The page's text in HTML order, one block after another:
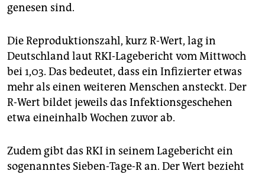
genesen sind.
Die Reproduktionszahl, kurz R-Wert, lag in
Deutschland laut RKI-Lagebericht vom Mittwoch
bei 1,03. Das bedeutet, dass ein Infizierter etwas
mehr als einen weiteren Menschen ansteckt. Der
R-Wert bildet jeweils das Infektionsgeschehen
etwa eineinhalb Wochen zuvor ab.
Zudem gibt das RKI in seinem Lagebericht ein
sogenanntes Sieben-Tage-R an. Der Wert bezieht